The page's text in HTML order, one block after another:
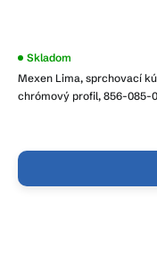
Mexen Lima, sprchovací
chrómový profil, 856-085-
Skladom